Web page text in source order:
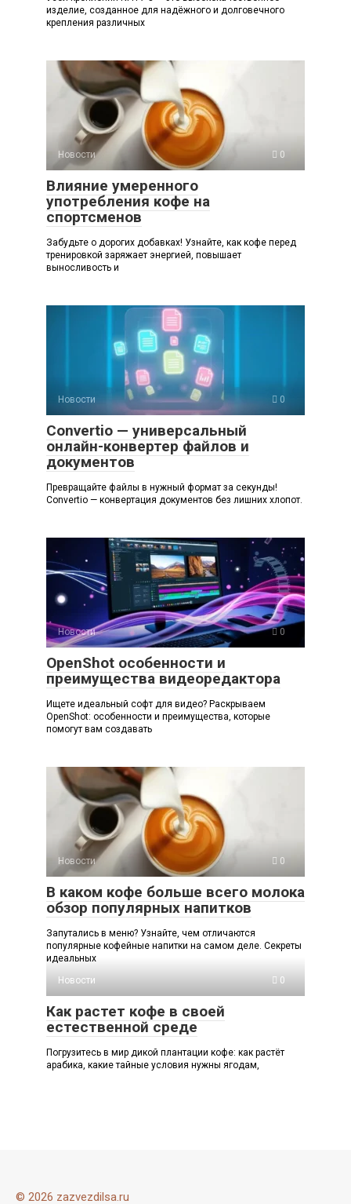
изделие, созданное для надёжного и долговечного
крепления различных
Новости 0
Влияние умеренного
употребления кофе на
спортсменов
Забудьте о дорогих добавках! Узнайте, как кофе перед
тренировкой заряжает энергией, повышает
выносливость и
Новости 0
Convertio — универсальный
онлайн-конвертер файлов и
документов
Превращайте файлы в нужный формат за секунды!
Convertio — конвертация документов без лишних хлопот.
Новости 0
OpenShot особенности и
преимущества видеоредактора
Ищете идеальный софт для видео? Раскрываем
OpenShot: особенности и преимущества, которые
помогут вам создавать
Новости 0
В каком кофе больше всего молока
обзор популярных напитков
Запутались в меню? Узнайте, чем отличаются
популярные кофейные напитки на самом деле. Секреты
идеальных
Новости
0
Как растет кофе в своей
естественной среде
Погрузитесь в мир дикой плантации кофе: как растёт
арабика, какие тайные условия нужны ягодам,
© 2026 zazvezdilsa.ru